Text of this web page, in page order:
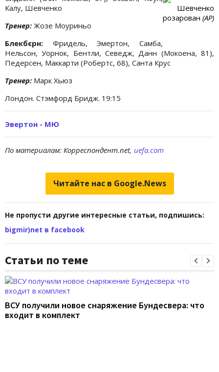
Шевченко
розарован (АР)
Калу, Шевченко
Тренер: Жозе Моуриньо
Блекбєрн: Фридель, Эмертон, Самба,
Нельсон, Уорнок, Бентли, Севедж, Данн (Мокоена, 81),
Педерсен, Маккарти (Робертс, 68), Санта Крус
Тренер: Марк Хьюз
Лондон. Стэмфорд Бридж. 19:15
Эвертон - МЮ
По материалам: Корреспондент.net, uefa.com
Читайте нас в Google.News
Не пропусти другие интересные статьи, подпишись:
bigmir)net в facebook
Статьи по теме
ВСУ получили новое снаряжение Бундесвера: что
входит в комплект